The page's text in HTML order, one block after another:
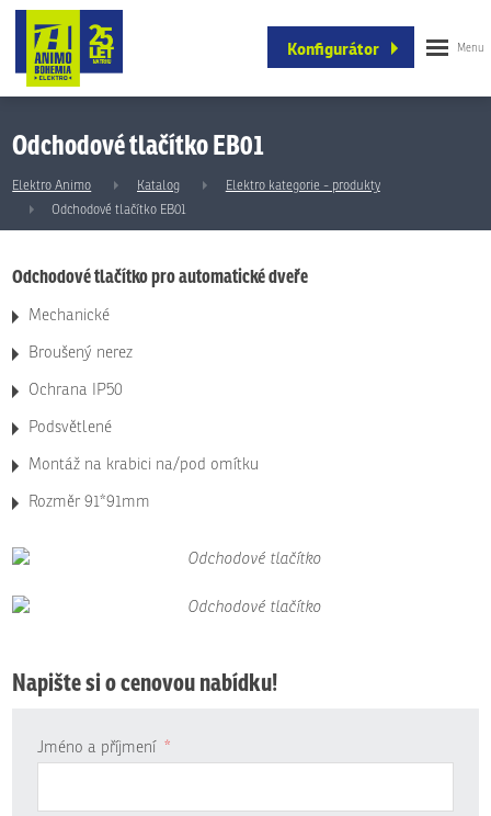
Konfigurátor
Odchodové tlačítko EB01
Elektro Animo Katalog
Elektro kategorie - produkty
Odchodové tlačítko EB01
Odchodové tlačítko pro automatické dveře
Mechanické
Broušený nerez
Ochrana IP50
Podsvětlené
Montáž na krabici na/pod omítku
Rozměr 91*91mm
Napište si o cenovou nabídku!
Jméno a příjmení *